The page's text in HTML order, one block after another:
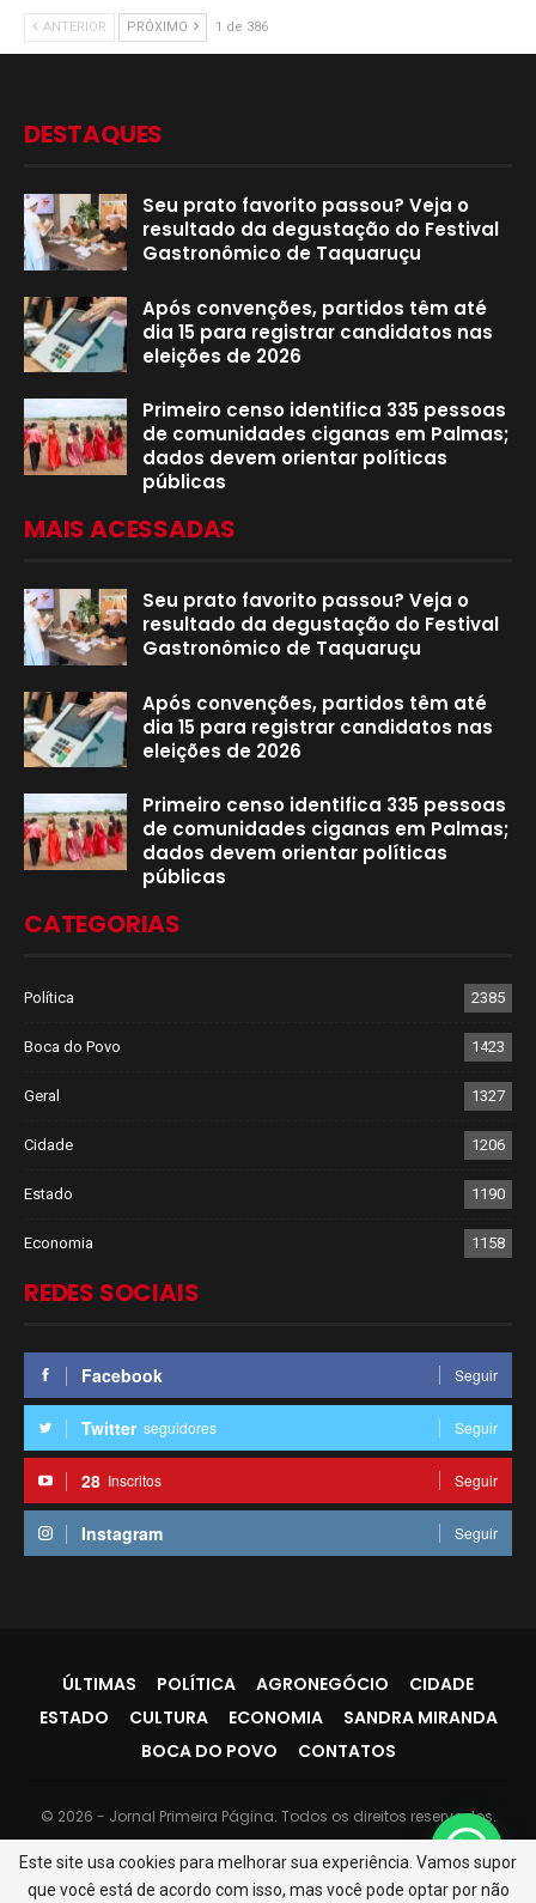
ANTERIOR PRÓXIMO 1 de 386
DESTAQUES
Seu prato favorito passou? Veja o
resultado da degustação do Festival
Gastronômico de Taquaruçu
Após convenções, partidos têm até
dia 15 para registrar candidatos nas
eleições de 2026
Primeiro censo identifica 335 pessoas
de comunidades ciganas em Palmas;
dados devem orientar políticas
públicas
MAIS ACESSADAS
Seu prato favorito passou? Veja o
resultado da degustação do Festival
Gastronômico de Taquaruçu
Após convenções, partidos têm até
dia 15 para registrar candidatos nas
eleições de 2026
Primeiro censo identifica 335 pessoas
de comunidades ciganas em Palmas;
dados devem orientar políticas
públicas
CATEGORIAS
Política 2385
Boca do Povo 1423
Geral 1327
Cidade 1206
Estado 1190
Economia 1158
REDES SOCIAIS
Facebook Seguir
Twitter seguidores Seguir
28 Inscritos Seguir
Instagram Seguir
ÚLTIMAS POLÍTICA AGRONEGÓCIO
CIDADE
ESTADO
CULTURA ECONOMIA
SANDRA MIRANDA
BOCA DO POVO
CONTATOS
© 2026 - Jornal Primeira Página. Todos os direitos reservados.
Este site usa cookies para melhorar sua experiência. Vamos supor
que você está de acordo com isso, mas você pode optar por não